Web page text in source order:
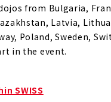
from Bulgaria,
Latvia,
Poland, Sweden,
in the event.
SWISS